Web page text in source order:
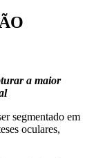
a maior
segmentado em
oculares,